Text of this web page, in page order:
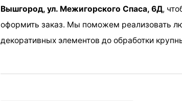
Вышгород, ул. Межигорского Спаса, 6Д,
оформить заказ. Мы поможем реализовать
декоративных элементов до обработки